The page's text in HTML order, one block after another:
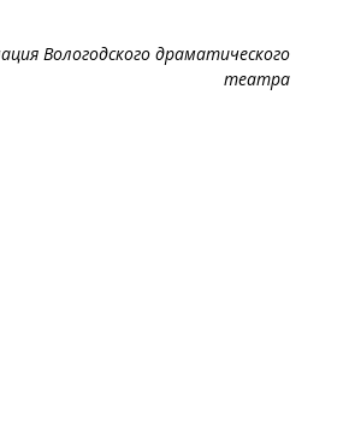
Вологодского драматического
театра